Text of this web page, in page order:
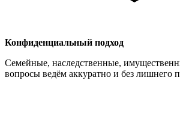
Конфиденциальный подход
Семейные, наследственные,
вопросы ведём аккуратно и без лишнего